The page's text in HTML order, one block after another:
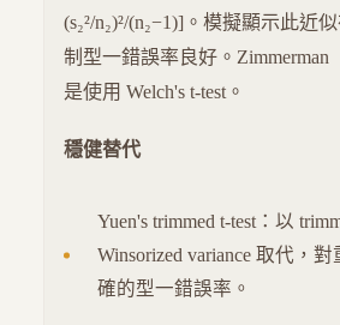
(s₂²/n₂)²/(n₂−1)]。模擬顯示此近
制型一錯誤率良好。Zimmerman
是使用 Welch's t-test。
穩健替代
Yuen's trimmed t-test：以
Winsorized variance 取代，
確的型一錯誤率。